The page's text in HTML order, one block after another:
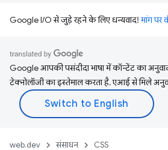
Google I/O से जुड़े रहने के लिए धन्यवाद!मांग पर
Google आपकी पसंदीदा भाषा में कॉन्टेंट का
टेक्नोलॉजी का इस्तेमाल करता है. एआई से मिले
web.dev संसाधन CSS